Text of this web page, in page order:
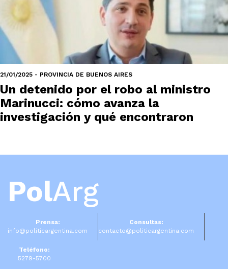
21/01/2025 - PROVINCIA DE BUENOS AIRES
Un detenido por el robo al ministro
Marinucci: cómo avanza la
investigación y qué encontraron
PolArg
Prensa:
info@politicargentina.com
Consultas:
contacto@politicargentina.com
Teléfono:
5279-5700